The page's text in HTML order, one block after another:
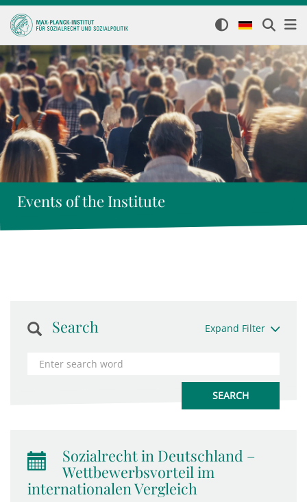
Events of the Institute
Search Expand Filter
Sozialrecht in Deutschland –
Wettbewerbsvorteil im
internationalen Vergleich